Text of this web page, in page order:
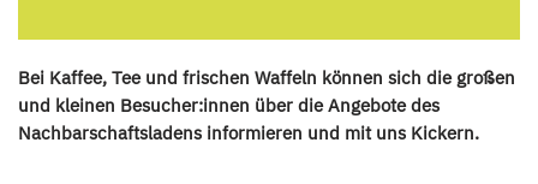
Bei Kaffee, Tee und frischen Waffeln können sich die großen
und kleinen Besucher:innen über die Angebote des
Nachbarschaftsladens informieren und mit uns Kickern.